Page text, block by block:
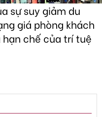
sự suy giảm du
giá phòng khách
chế của trí tuệ